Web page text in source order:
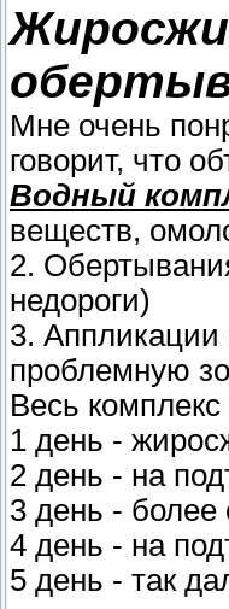
Мне очень
говорит, что
Водный
веществ,
2.
недороги)
3.
проблемную
Весь
1 день -
2 день - на
3 день -
4 день - на
5 день - так